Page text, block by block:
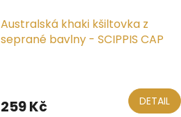
Australská khaki kšiltovka z
seprané bavlny - SCIPPIS CAP
259 Kč DETAIL